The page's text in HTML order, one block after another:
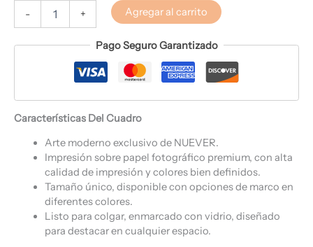
- + Agregar al carrito
Pago Seguro Garantizado
Características Del Cuadro
Arte moderno exclusivo de NUEVER.
Impresión sobre papel fotográfico premium, con alta
calidad de impresión y colores bien definidos.
Tamaño único, disponible con opciones de marco en
diferentes colores.
Listo para colgar, enmarcado con vidrio, diseñado
para destacar en cualquier espacio.